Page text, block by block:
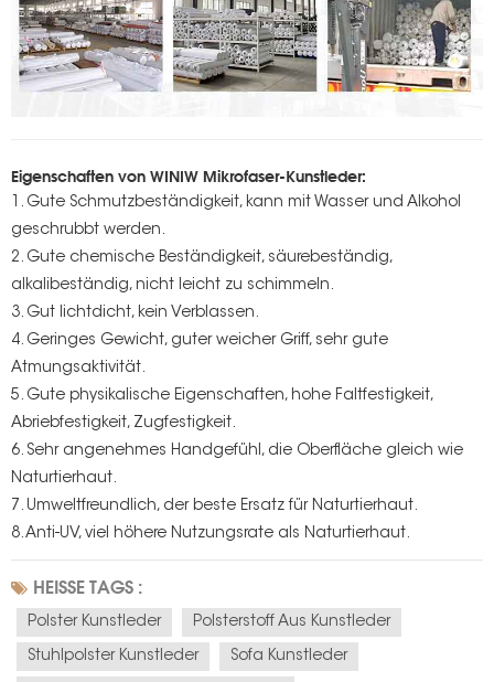
Eigenschaften von WINIW Mikrofaser-Kunstleder:
1. Gute Schmutzbeständigkeit, kann mit Wasser und Alkohol
geschrubbt werden.
2. Gute chemische Beständigkeit, säurebeständig,
alkalibeständig, nicht leicht zu schimmeln.
3. Gut lichtdicht, kein Verblassen.
4. Geringes Gewicht, guter weicher Griff, sehr gute
Atmungsaktivität.
5. Gute physikalische Eigenschaften, hohe Faltfestigkeit,
Abriebfestigkeit, Zugfestigkeit.
6. Sehr angenehmes Handgefühl, die Oberfläche gleich wie
Naturtierhaut.
7. Umweltfreundlich, der beste Ersatz für Naturtierhaut.
8. Anti-UV, viel höhere Nutzungsrate als Naturtierhaut.
HEISSE TAGS :
Polster Kunstleder Polsterstoff Aus Kunstleder
Stuhlpolster Kunstleder Sofa Kunstleder